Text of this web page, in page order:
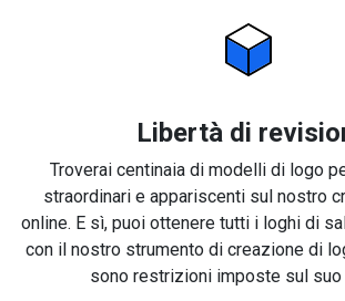
Libertà di
Troverai centinaia di modelli di logo
straordinari e appariscenti sul nostro
online. E sì, puoi ottenere tutti i loghi di
con il nostro strumento di creazione di
sono restrizioni imposte sul